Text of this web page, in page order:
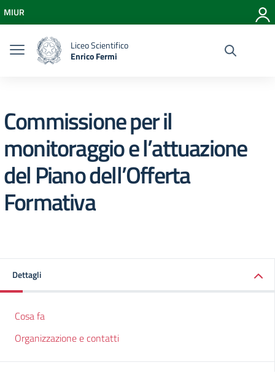
Vai al menu di navigazione
Vai al footer
MIUR
Liceo Scientifico
Enrico Fermi
Commissione per il
monitoraggio e l’attuazione
del Piano dell’Offerta
Formativa
Dettagli
Cosa fa
Organizzazione e contatti